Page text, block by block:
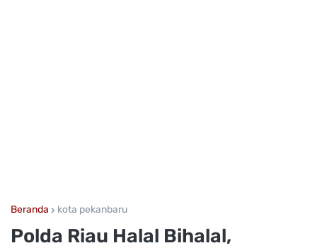
Beranda kota pekanbaru
Polda Riau Halal Bihalal,